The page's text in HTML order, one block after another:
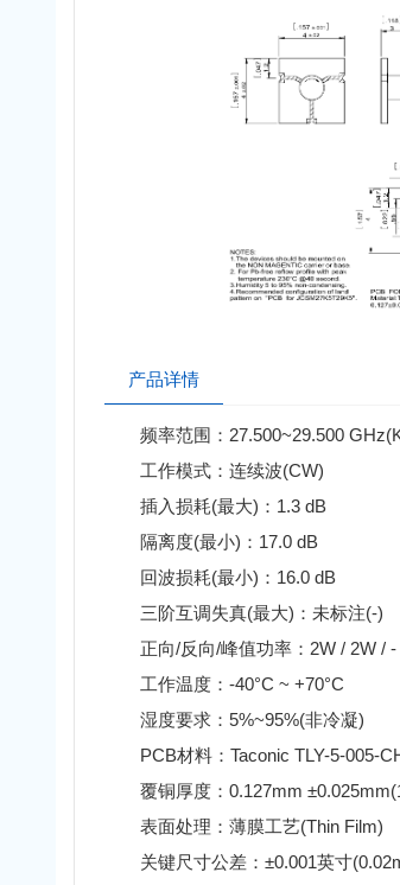
产品详情
频率范围：27.500~29.500
工作模式：连续波(CW)
插入损耗(最大)：1.3 dB
隔离度(最小)：17.0 dB
回波损耗(最小)：16.0 dB
三阶互调失真(最大)：未标注(-)
正向/反向/峰值功率：2W / 2W / -
工作温度：-40°C ~ +70°C
湿度要求：5%~95%(非冷凝)
PCB材料：Taconic TLY-5-005-
覆铜厚度：0.127mm
表面处理：薄膜工艺(Thin Film)
关键尺寸公差：±0.001英寸